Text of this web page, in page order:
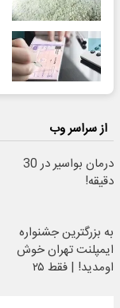
از سراسر وب
درمان بواسیر در 30
دقیقه!
به بزرگترین جشنواره
ایمپلنت تهران خوش
اومدید! | فقط ۲۵